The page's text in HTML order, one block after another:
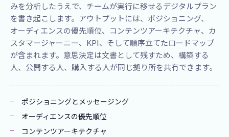
みを分析したうえで、チームが実行に移せるデジタルプラン
を書き起こします。アウトプットには、ポジショニング、
オーディエンスの優先順位、コンテンツアーキテクチャ、カ
スタマージャーニー、KPI、そして順序立てたロードマップ
が含まれます。意思決定は文書として残すため、構築する
人、公開する人、購入する人が同じ拠り所を共有できます。
ポジショニングとメッセージング
オーディエンスの優先順位
コンテンツアーキテクチャ